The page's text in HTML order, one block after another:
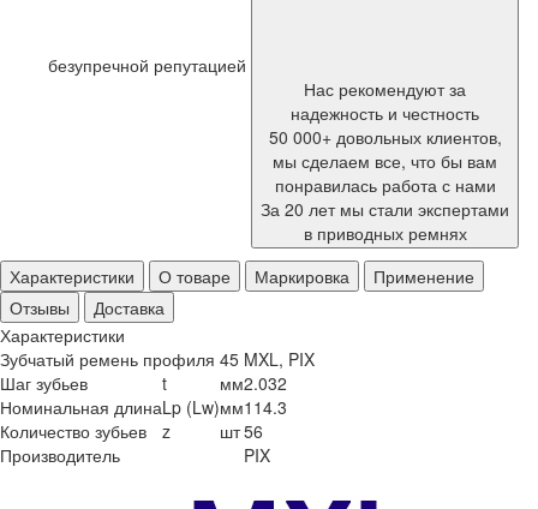
безупречной репутацией
Нас рекомендуют за
надежность и честность
50 000+ довольных клиентов,
мы сделаем все, что бы вам
понравилась работа с нами
За 20 лет мы стали экспертами
в приводных ремнях
Характеристики
О товаре Маркировка
Применение
Отзывы
Доставка
Характеристики
Зубчатый ремень профиля 45 MXL, PIX
Шаг зубьев
t мм2.032
Номинальная длинаLp (Lw)мм114.3
Количество зубьев
z шт56
Производитель
PIX